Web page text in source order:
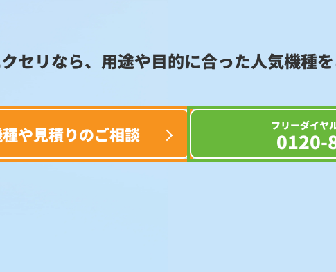
セリなら、用途や目的に合った人気機種
や見積りのご相談 フリーダイヤ
0120-